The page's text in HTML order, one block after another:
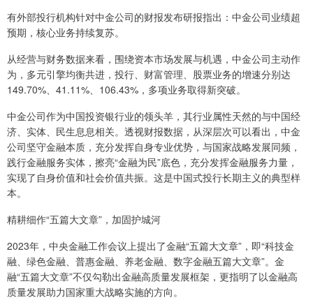
有外部投行机构针对中金公司的财报发布研报指出：中金公司业绩超
预期，核心业务持续复苏。
从经营与财务数据来看，围绕资本市场发展与机遇，中金公司主动作
为，多元引擎均衡共进，投行、财富管理、股票业务的增速分别达
149.70%、41.11%、106.43%，多项业务取得新突破。
中金公司作为中国投资银行业的领头羊，其行业属性天然的与中国经
济、实体、民生息息相关。透视财报数据，从深层次可以看出，中金
公司坚守金融本质，充分发挥自身专业优势，与国家战略发展同频，
践行金融服务实体，擦亮“金融为民”底色，充分发挥金融服务力量，
实现了自身价值和社会价值共振。这是中国式投行长期主义的典型样
本。
精耕细作“五篇大文章”，加固护城河
2023年，中央金融工作会议上提出了金融“五篇大文章”，即“科技金
融、绿色金融、普惠金融、养老金融、数字金融五篇大文章”。金
融“五篇大文章”不仅勾勒出金融高质量发展框架，更指明了以金融高
质量发展助力国家重大战略实施的方向。